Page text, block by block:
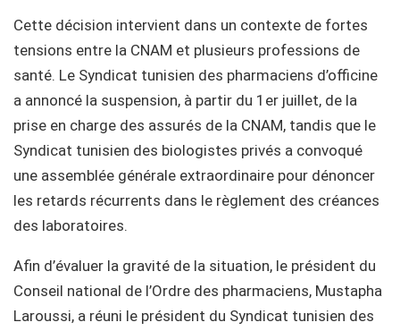
Cette décision intervient dans un contexte de fortes
tensions entre la CNAM et plusieurs professions de
santé. Le Syndicat tunisien des pharmaciens d’officine
a annoncé la suspension, à partir du 1er juillet, de la
prise en charge des assurés de la CNAM, tandis que le
Syndicat tunisien des biologistes privés a convoqué
une assemblée générale extraordinaire pour dénoncer
les retards récurrents dans le règlement des créances
des laboratoires.
Afin d’évaluer la gravité de la situation, le président du
Conseil national de l’Ordre des pharmaciens, Mustapha
Laroussi, a réuni le président du Syndicat tunisien des